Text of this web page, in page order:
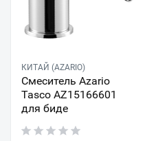
КИТАЙ (AZARIO)
Смеситель Azario
Tasco AZ15166601
для биде